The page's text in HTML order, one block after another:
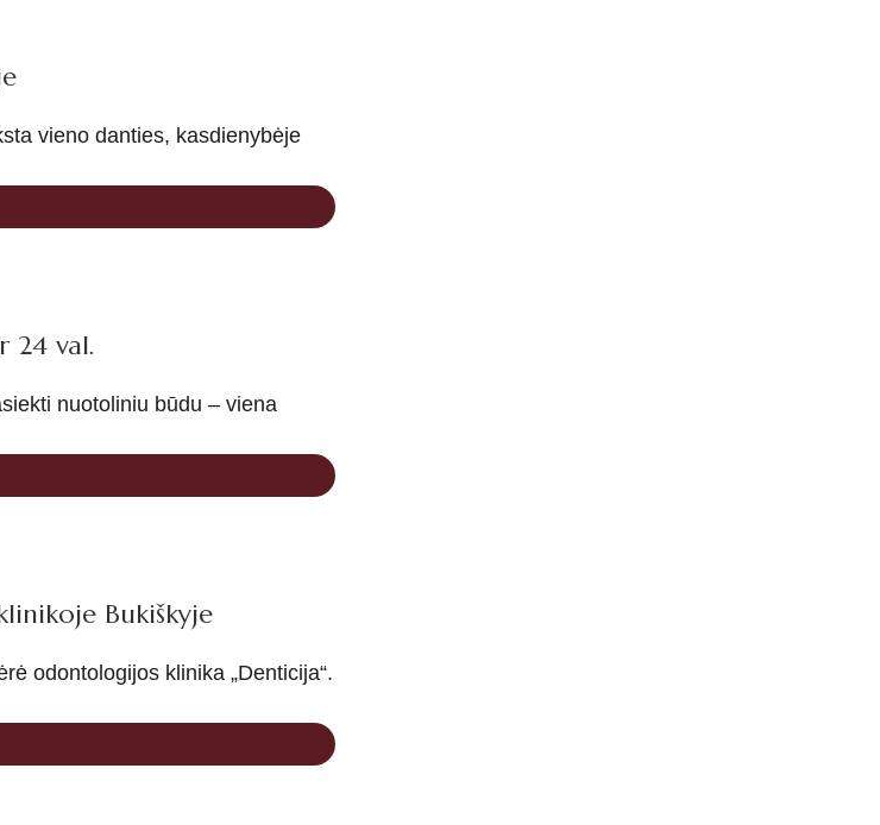
vieno danties, kasdienybėje
24 val.
nuotoliniu būdu – viena
Bukiškyje
odontologijos klinika „Denticija“.